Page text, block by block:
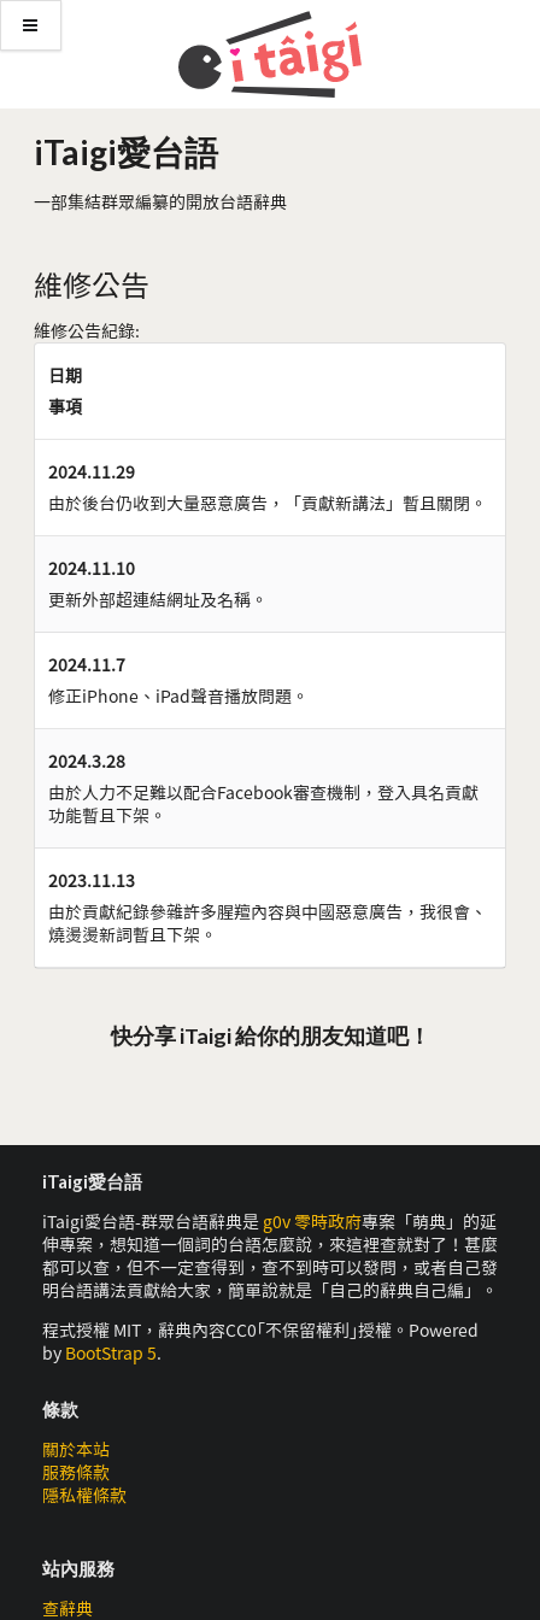
iTaigi愛台語
一部集結群眾編纂的開放台語辭典
維修公告
維修公告紀錄:
日期
事項
2024.11.29
由於後台仍收到大量惡意廣告，「貢獻新講法」暫且關閉。
2024.11.10
更新外部超連結網址及名稱。
2024.11.7
修正iPhone、iPad聲音播放問題。
2024.3.28
由於人力不足難以配合Facebook審查機制，登入具名貢獻
功能暫且下架。
2023.11.13
由於貢獻紀錄參雜許多腥羶內容與中國惡意廣告，我很會、
燒燙燙新詞暫且下架。
快分享 iTaigi 給你的朋友知道吧！
iTaigi愛台語
iTaigi愛台語-群眾台語辭典是 g0v 零時政府專案「萌典」的延
伸專案，想知道一個詞的台語怎麼說，來這裡查就對了！甚麼
都可以查，但不一定查得到，查不到時可以發問，或者自己發
明台語講法貢獻給大家，簡單說就是「自己的辭典自己編」。
程式授權 MIT，辭典內容CC0｢不保留權利｣授權。Powered
by BootStrap 5.
條款
關於本站
服務條款
隱私權條款
站內服務
查辭典